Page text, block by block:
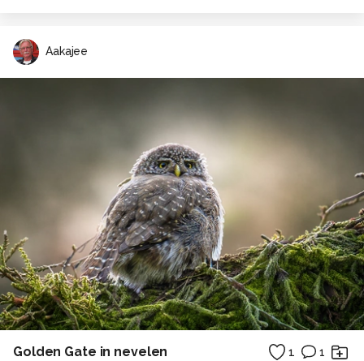
Aakajee
Golden Gate in nevelen 1 1